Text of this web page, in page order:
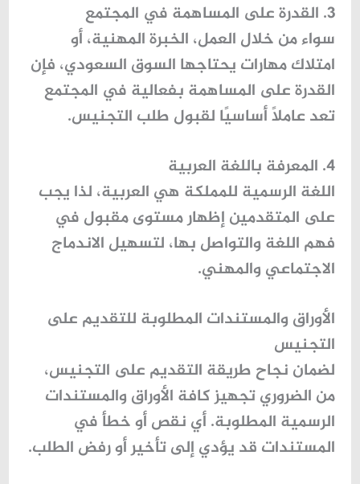
3. القدرة على المساهمة في المجتمع
سواء من خلال العمل، الخبرة المهنية، أو
امتلاك مهارات يحتاجها السوق السعودي، فإن
القدرة على المساهمة بفعالية في المجتمع
تعد عاملًا أساسيًا لقبول طلب التجنيس.
4. المعرفة باللغة العربية
اللغة الرسمية للمملكة هي العربية، لذا يجب
على المتقدمين إظهار مستوى مقبول في
فهم اللغة والتواصل بها، لتسهيل الاندماج
الاجتماعي والمهني.
الأوراق والمستندات المطلوبة للتقديم على
التجنيس
لضمان نجاح طريقة التقديم على التجنيس،
من الضروري تجهيز كافة الأوراق والمستندات
الرسمية المطلوبة. أي نقص أو خطأ في
المستندات قد يؤدي إلى تأخير أو رفض الطلب.